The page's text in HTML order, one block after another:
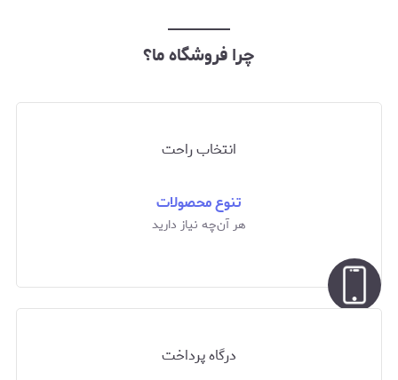
چرا فروشگاه ما؟
انتخاب راحت
تنوع محصولات
هر آن‌چه نیاز دارید
درگاه پرداخت